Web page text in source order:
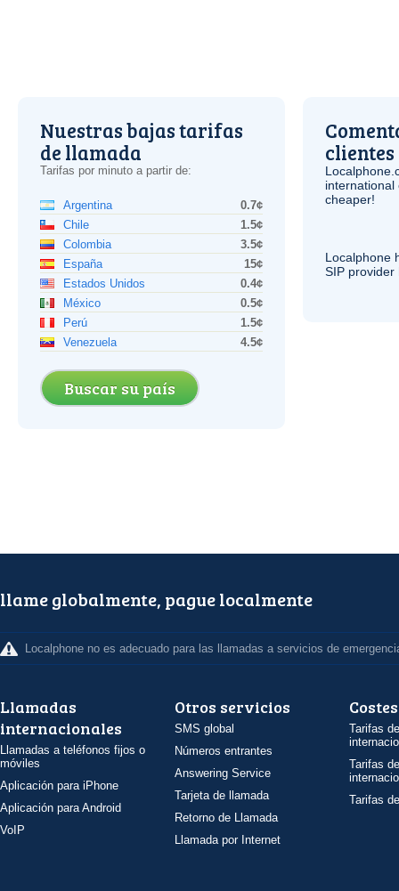
Nuestras bajas tarifas
de llamada
Tarifas por minuto a partir de:
Argentina
0.7¢
Chile
1.5¢
Colombia
3.5¢
España
15¢
Estados Unidos
0.4¢
México
0.5¢
Perú
1.5¢
Venezuela
4.5¢
Buscar su país
clientes
international
cheaper!
Localphone
SIP provider
llame globalmente, pague localmente
Localphone no es adecuado para las llamadas a servicios de
Llamadas
internacionales
Llamadas a teléfonos fijos o
móviles
Aplicación para iPhone
Aplicación para Android
VoIP
Otros servicios
SMS global
Números entrantes
Answering Service
Tarjeta de llamada
Retorno de Llamada
Llamada por Internet
Costes
Tarifas
Tarifas
Tarifas